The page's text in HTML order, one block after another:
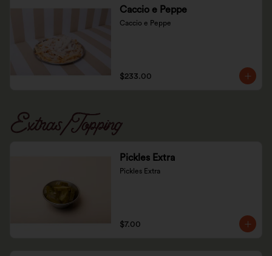
Caccio e Peppe
Caccio e Peppe
$233.00
Extras/Topping
Pickles Extra
Pickles Extra
$7.00